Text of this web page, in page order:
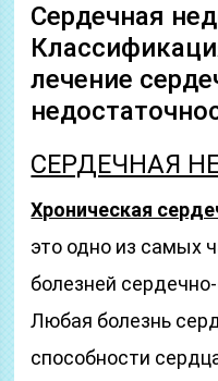
Сердечная
лечение
СЕРДЕЧНАЯ
Хроническая
это одно из самых
болезней
Любая болезнь
способности